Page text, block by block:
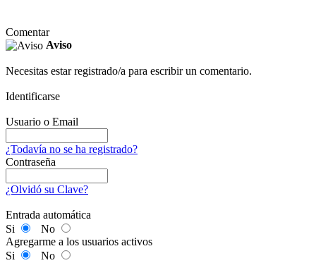
Comentar
Aviso
Necesitas estar registrado/a para escribir un comentario.
Identificarse
Usuario o Email
¿Todavía no se ha registrado?
Contraseña
¿Olvidó su Clave?
Entrada automática
Si
No
Agregarme a los usuarios activos
Si
No